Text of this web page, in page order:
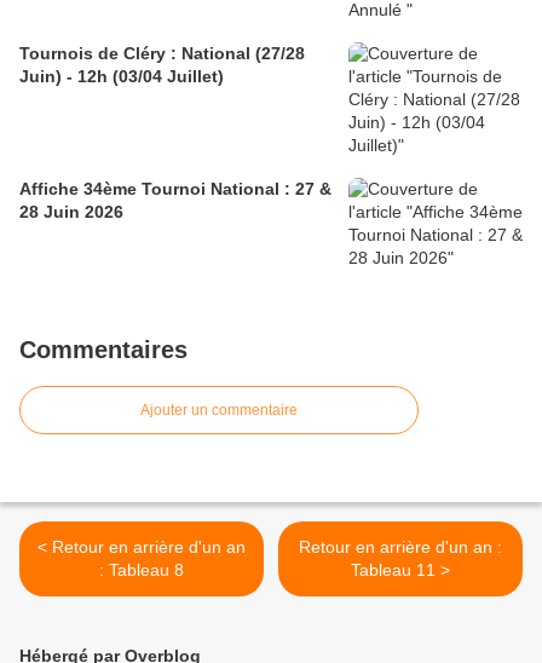
Tournois de Cléry : National (27/28
Juin) - 12h (03/04 Juillet)
Affiche 34ème Tournoi National : 27 &
28 Juin 2026
Commentaires
Ajouter un commentaire
< Retour en arrière d'un an
: Tableau 8
Retour en arrière d'un an :
Tableau 11 >
Hébergé par Overblog